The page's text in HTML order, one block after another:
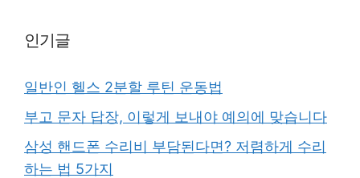
인기글
일반인 헬스 2분할 루틴 운동법
부고 문자 답장, 이렇게 보내야 예의에 맞습니다
삼성 핸드폰 수리비 부담된다면? 저렴하게 수리
하는 법 5가지